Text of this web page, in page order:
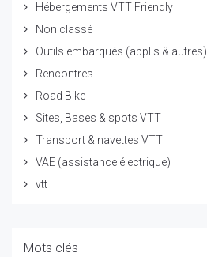
Hébergements VTT Friendly
Non classé
Outils embarqués (applis & autres)
Rencontres
Road Bike
Sites, Bases & spots VTT
Transport & navettes VTT
VAE (assistance électrique)
vtt
Mots clés